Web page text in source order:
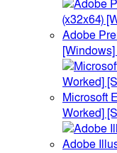
Adobe
Microsoft
Worked]
Adobe